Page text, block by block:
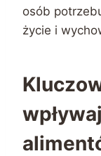
osób
życie i